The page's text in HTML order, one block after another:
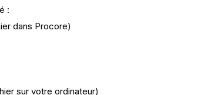
:
dans Procore)
sur votre ordinateur)